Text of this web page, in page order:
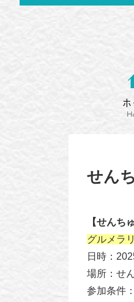
せん
【せんち
グルメラ
日時：
場所：せ
参加条件